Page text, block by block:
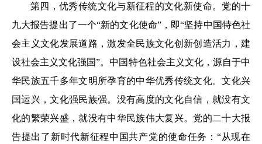
第四，优秀传统文化与新征程的文化新使命。党的十
九大报告提出了一个“新的文化使命”，即“坚持中国特色社
会主义文化发展道路，激发全民族文化创新创造活力，建
设社会主义文化强国”。中国特色社会主义文化，源自于中
华民族五千多年文明所孕育的中华优秀传统文化。文化兴
国运兴，文化强民族强。没有高度的文化自信，就没有文
化的繁荣兴盛，就没有中华民族伟大复兴。党的二十大报
告提出了新时代新征程中国共产党的使命任务：“从现在